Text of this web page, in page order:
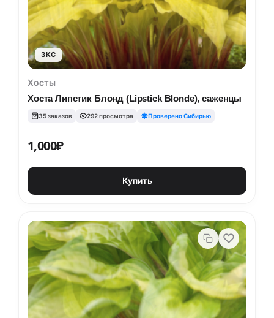
Хосты
Хоста Липстик Блонд (Lipstick Blonde), саженцы
35 заказов 292 просмотра Проверено Сибирью
1,000₽
Купить
ЗКС